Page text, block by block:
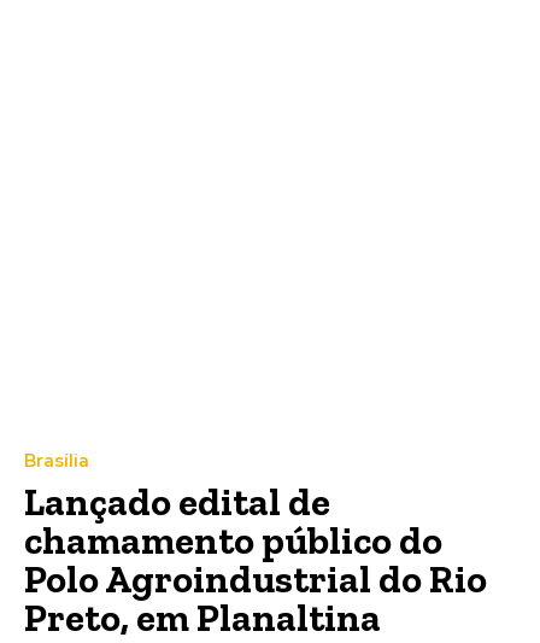
Brasília
Lançado edital de
chamamento público do
Polo Agroindustrial do Rio
Preto, em Planaltina